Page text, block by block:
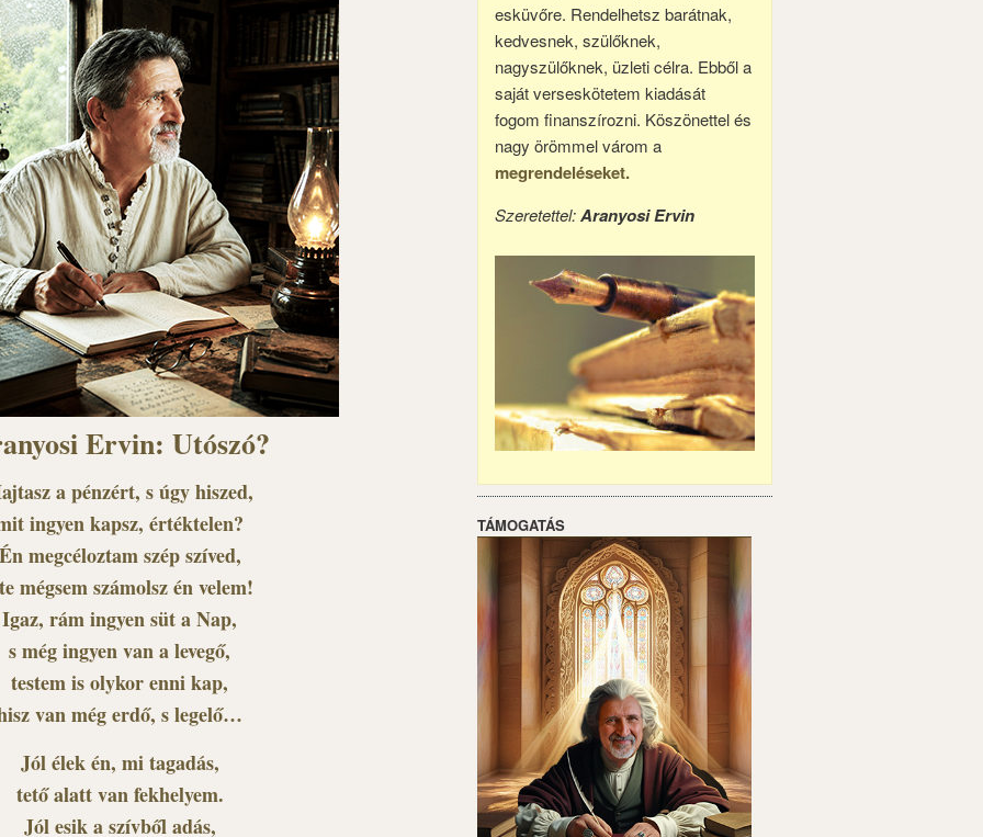
Ervin: Utószó?
a pénzért, s úgy hiszed,
ingyen kapsz, értéktelen?
megcéloztam szép szíved,
mégsem számolsz én velem!
Igaz, rám ingyen süt a Nap,
s még ingyen van a levegő,
testem is olykor enni kap,
van még erdő, s legelő…
Jól élek én, mi tagadás,
tető alatt van fekhelyem.
Jól esik a szívből adás,
esküvőre. Rendelhetsz barátnak,
kedvesnek, szülőknek,
nagyszülőknek, üzleti célra. Ebből a
saját verseskötetem kiadását
fogom finanszírozni. Köszönettel és
nagy örömmel várom a
megrendeléseket.
Szeretettel:Aranyosi Ervin
TÁMOGATÁS